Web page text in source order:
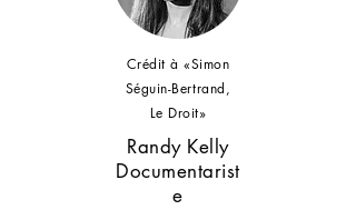
Crédit à «Simon
Séguin-Bertrand,
Le Droit»
Randy Kelly
Documentarist
e